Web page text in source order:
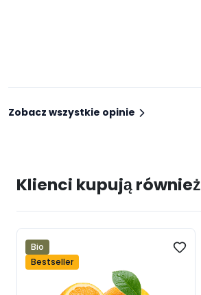
Zobacz wszystkie opinie
Klienci kupują również
Bio
Bestseller